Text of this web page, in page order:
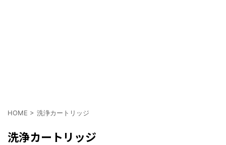
HOME > 洗浄カートリッジ
洗浄カートリッジ